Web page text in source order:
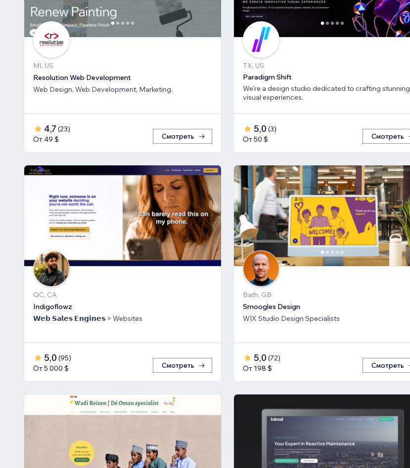
MI, US
Resolution Web Development
Web Design, Web Development, Marketing.
4,7 (23)
От 49 $
Смотреть
TX, US
Paradigm Shift
We're a design studio dedicated to crafting stunning
visual experiences.
5,0 (3)
От 50 $
Смотреть
QC, CA
Indigoflowz
𝗪𝗲𝗯 𝗦𝗮𝗹𝗲𝘀 𝗘𝗻𝗴𝗶𝗻𝗲𝘀 > Websites
5,0 (95)
От 5 000 $
Смотреть
Bath, GB
Smoogles Design
WIX Studio Design Specialists
5,0 (72)
От 198 $
Смотреть